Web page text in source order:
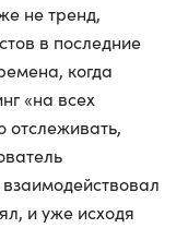
не тренд,
в последние
когда
«на всех
отслеживать,
и уже исходя